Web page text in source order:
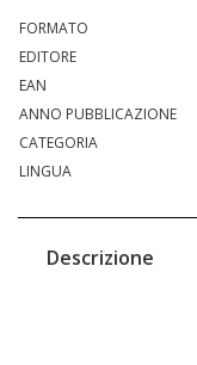
FORMATO
EDITORE
EAN
ANNO PUBBLICAZIONE
CATEGORIA
LINGUA
Descrizione